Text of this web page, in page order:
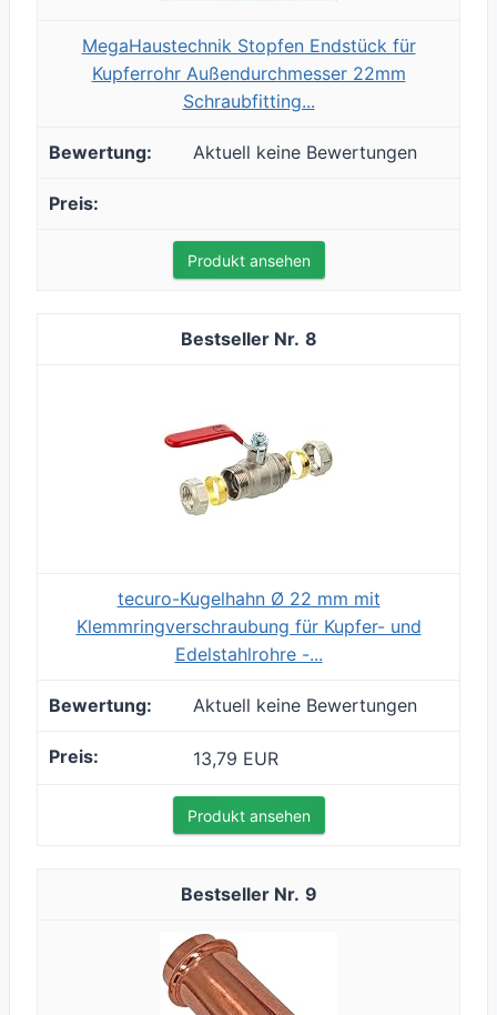
MegaHaustechnik Stopfen Endstück für
Kupferrohr Außendurchmesser 22mm
Schraubfitting...
Aktuell keine Bewertungen
Produkt ansehen
8
tecuro-Kugelhahn Ø 22 mm mit
Klemmringverschraubung für Kupfer- und
Edelstahlrohre -...
Aktuell keine Bewertungen
13,79 EUR
Produkt ansehen
9